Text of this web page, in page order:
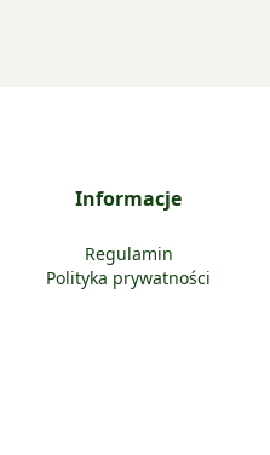
Informacje
Regulamin
Polityka prywatności